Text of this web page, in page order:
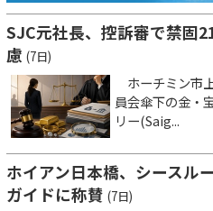
SJC元社長、控訴審で禁固
慮 (7日)
ホーチミン市
員会傘下の金・
リー(Saig...
ホイアン日本橋、シースル
ガイドに称賛 (7日)